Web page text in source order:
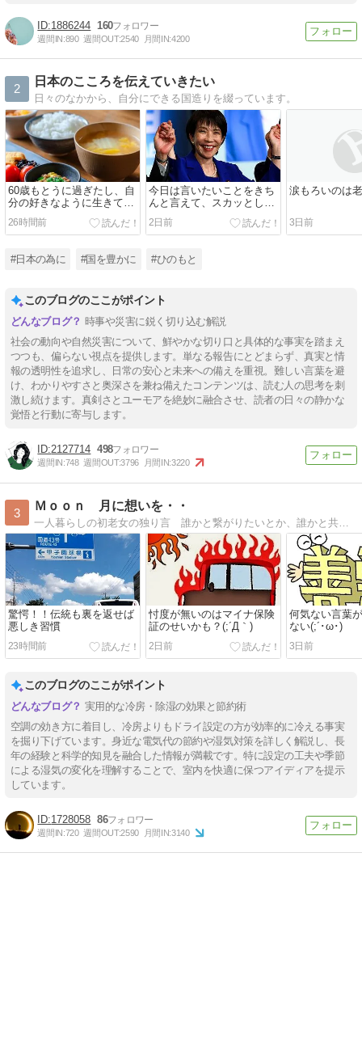
1886244 160
週間IN:890 週間OUT:2540 月間IN:4200
2
日本のこころを伝えていきたい
日々のなかから、自分にできる国造りを綴っています。
60歳もとうに過ぎたし、自
分の好きなように生きて残
りの人生を楽しみたい
26時間前
今日は言いたいことをきち
んと言えて、スカッとしま
した
2日前
涙もろいのは
3日前
#日本の為に #国を豊かに #ひのもと
このブログのここがポイント
時事や災害に鋭く切り込む解説
社会の動向や自然災害について、鮮やかな切り口と具体的な事実を踏まえ
つつも、偏らない視点を提供します。単なる報告にとどまらず、真実と情
報の透明性を追求し、日常の安心と未来への備えを重視。難しい言葉を避
け、わかりやすさと奥深さを兼ね備えたコンテンツは、読む人の思考を刺
激し続けます。真剣さとユーモアを絶妙に融合させ、読者の日々の静かな
覚悟と行動に寄与します。
2127714 498
週間IN:748 週間OUT:3796 月間IN:3220
3
Ｍｏｏｎ 月に想いを・・
驚愕！！伝統も裏を返せば
悪しき習慣
23時間前
忖度が無いのはマイナ保険
証のせいかも？(;´Д｀)
2日前
何気ない言葉
ない(;´･ω･)
3日前
このブログのここがポイント
実用的な冷房・除湿の効果と節約術
空調の効き方に着目し、冷房よりもドライ設定の方が効率的に冷える事実
を掘り下げています。身近な電気代の節約や湿気対策を詳しく解説し、長
年の経験と科学的知見を融合した情報が満載です。特に設定の工夫や季節
による湿気の変化を理解することで、室内を快適に保つアイディアを提示
しています。
1728058 86
週間IN:720 週間OUT:2590 月間IN:3140